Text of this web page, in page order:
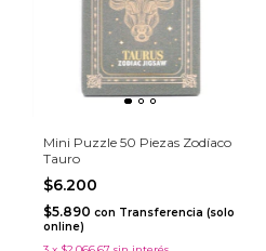
Mini Puzzle 50 Piezas Zodíaco
Tauro
$6.200
$5.890 con Transferencia (solo
online)